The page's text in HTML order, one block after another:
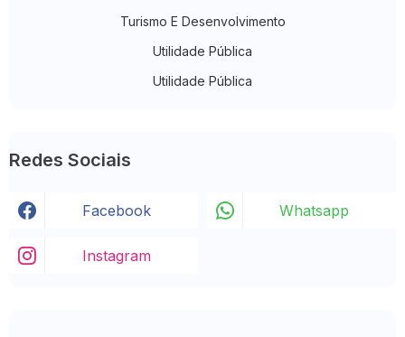
Turismo E Desenvolvimento
Utilidade Pública
Utilidade Pública
Redes Sociais
Facebook Whatsapp
Instagram